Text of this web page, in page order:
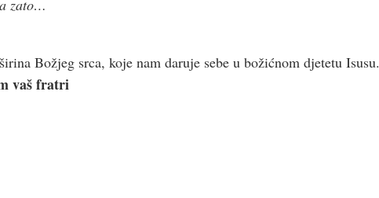
zato…
Božjeg srca, koje nam daruje sebe u božićnom djetetu Isusu.
vaš fratri